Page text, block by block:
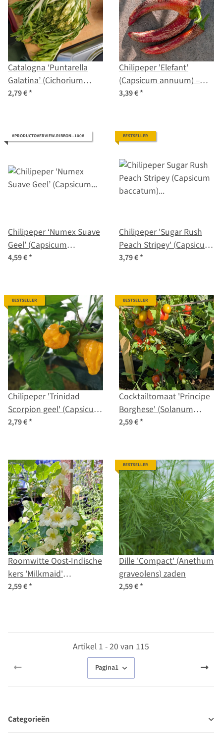
Catalogna ‘Puntarella
Galatina’ (Cichorium
intybus var. foliosum)
2,79 €*
Chilipeper 'Elefant'
(Capsicum annuum) –
Biologische zaden
3,39 €*
#PRODUCTOVERVIEW.RIBBON--100#
Chilipeper ‘Numex Suave
Geel’ (Capsicum
chinense) biologische
4,59 €*
BESTSELLER
Chilipeper 'Sugar Rush
Peach Stripey' (Capsicum
baccatum) zaden
3,79 €*
BESTSELLER
Chilipeper 'Trinidad
Scorpion geel' (Capsicum
chinense) zaden
2,79 €*
BESTSELLER
Cocktailtomaat 'Principe
Borghese' (Solanum
lycopersicum) zaad
2,59 €*
Roomwitte Oost-Indische
kers 'Milkmaid'
(Tropaeolum majus)
2,59 €*
BESTSELLER
Dille 'Compact' (Anethum
graveolens) zaden
2,59 €*
Artikel 1 - 20 van 115
Pagina1
Categorieën